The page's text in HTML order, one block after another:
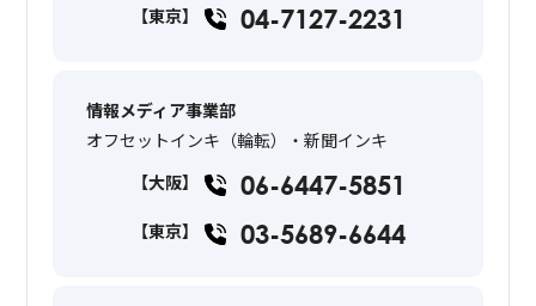
【東京】 04-7127-2231
情報メディア事業部
オフセットインキ（輪転）・新聞インキ
【大阪】
06-6447-5851
【東京】 03-5689-6644